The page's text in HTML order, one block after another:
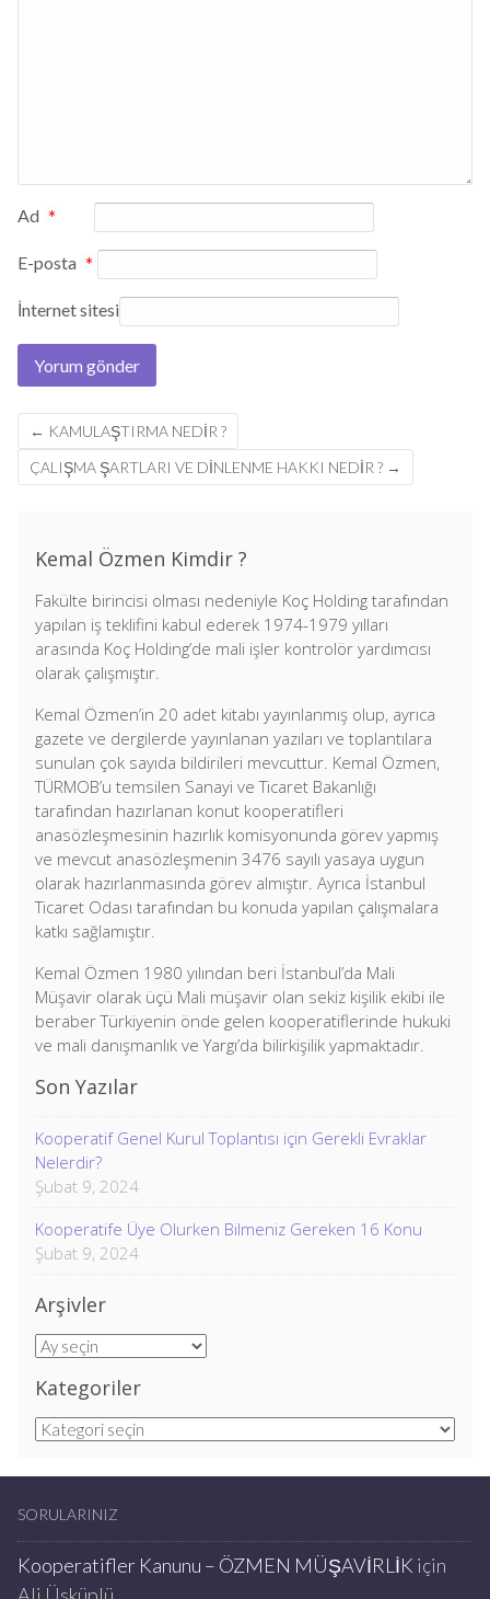
Ad *
E-posta *
İnternet sitesi
Post
navigation
← KAMULAŞTIRMA NEDIR ?
ÇALIŞMA ŞARTLARI VE DINLENME HAKKI NEDIR ? →
Kemal Özmen Kimdir ?
Fakülte birincisi olması nedeniyle Koç Holding tarafından
yapılan iş teklifini kabul ederek 1974-1979 yılları
arasında Koç Holding’de mali işler kontrolör yardımcısı
olarak çalışmıştır.
Kemal Özmen’in 20 adet kitabı yayınlanmış olup, ayrıca
gazete ve dergilerde yayınlanan yazıları ve toplantılara
sunulan çok sayıda bildirileri mevcuttur. Kemal Özmen,
TÜRMOB’u temsilen Sanayi ve Ticaret Bakanlığı
tarafından hazırlanan konut kooperatifleri
anasözleşmesinin hazırlık komisyonunda görev yapmış
ve mevcut anasözleşmenin 3476 sayılı yasaya uygun
olarak hazırlanmasında görev almıştır. Ayrıca İstanbul
Ticaret Odası tarafından bu konuda yapılan çalışmalara
katkı sağlamıştır.
Kemal Özmen 1980 yılından beri İstanbul’da Mali
Müşavir olarak üçü Mali müşavir olan sekiz kişilik ekibi ile
beraber Türkiyenin önde gelen kooperatiflerinde hukuki
ve mali danışmanlık ve Yargı’da bilirkişilik yapmaktadır.
Son Yazılar
Kooperatif Genel Kurul Toplantısı için Gerekli Evraklar
Nelerdir?
Şubat 9, 2024
Kooperatife Üye Olurken Bilmeniz Gereken 16 Konu
Şubat 9, 2024
Arşivler
Arşivler
Kategoriler
Kategoriler
SORULARINIZ
Kooperatifler Kanunu – ÖZMEN MÜŞAVİRLİK için